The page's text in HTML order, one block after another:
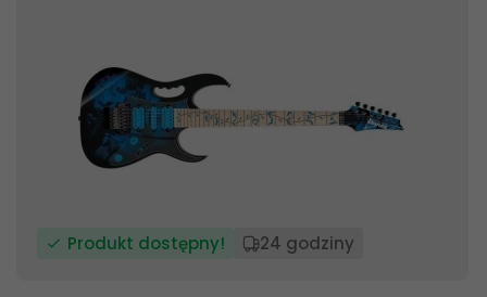
Produkt dostępny! 24 godziny